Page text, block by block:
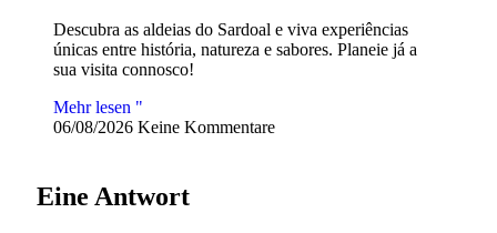
Descubra as aldeias do Sardoal e viva experiências
únicas entre história, natureza e sabores. Planeie já a
sua visita connosco!
Mehr lesen "
06/08/2026 Keine Kommentare
Eine Antwort